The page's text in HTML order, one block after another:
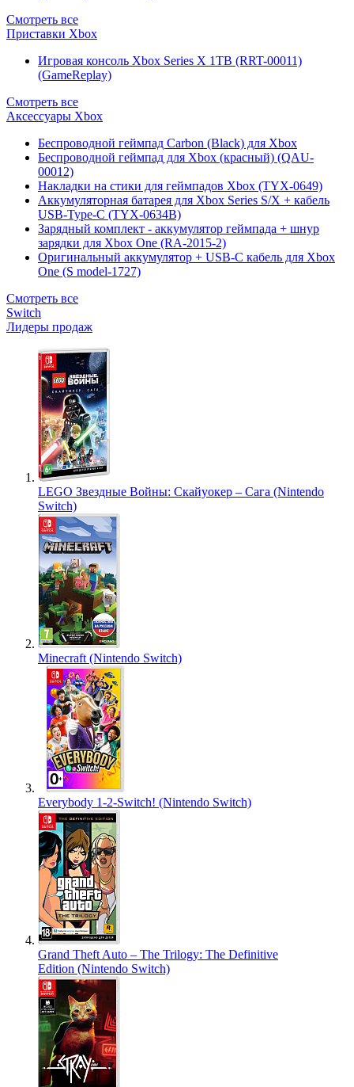
Смотреть все
Приставки Xbox
Игровая консоль Xbox Series X 1TB (RRT-00011)
(GameReplay)
Смотреть все
Аксессуары Xbox
Беспроводной геймпад Carbon (Black) для Xbox
Беспроводной геймпад для Xbox (красный) (QAU-
00012)
Накладки на стики для геймпадов Xbox (TYX-0649)
Аккумуляторная батарея для Xbox Series S/X + кабель
USB-Type-C (TYX-0634B)
Зарядный комплект - аккумулятор геймпада + шнур
зарядки для Xbox One (RA-2015-2)
Оригинальный аккумулятор + USB-C кабель для Xbox
One (S model-1727)
Смотреть все
Switch
Лидеры продаж
LEGO Звездные Войны: Скайуокер – Сага (Nintendo
Switch)
Minecraft (Nintendo Switch)
Everybody 1-2-Switch! (Nintendo Switch)
Grand Theft Auto – The Trilogy: The Definitive
Edition (Nintendo Switch)